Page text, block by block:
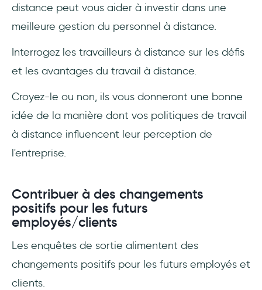
distance peut vous aider à investir dans une
meilleure gestion du personnel à distance.
Interrogez les travailleurs à distance sur les défis
et les avantages du travail à distance.
Croyez-le ou non, ils vous donneront une bonne
idée de la manière dont vos politiques de travail
à distance influencent leur perception de
l'entreprise.
Contribuer à des changements
positifs pour les futurs
employés/clients
Les enquêtes de sortie alimentent des
changements positifs pour les futurs employés et
clients.